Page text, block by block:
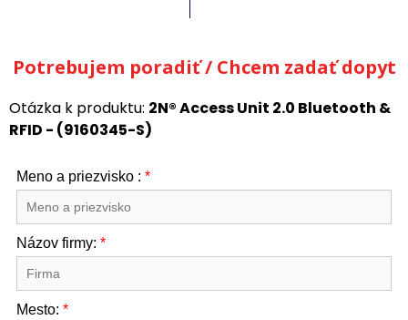
Potrebujem poradiť / Chcem zadať dopyt
Otázka k produktu: 2N® Access Unit 2.0 Bluetooth &
RFID - (9160345-S)